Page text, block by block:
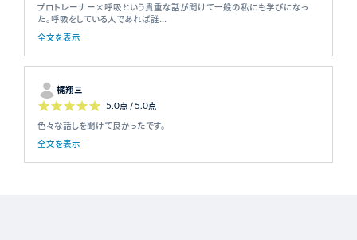
プロトレーナー×呼吸という貴重な話が聞けて一般の私にも学びになっ
た。呼吸をしている人であれば誰...
全文を表示
梶翔三
5.0点 /5.0点
色々な話しを聞けて良かったです。
全文を表示